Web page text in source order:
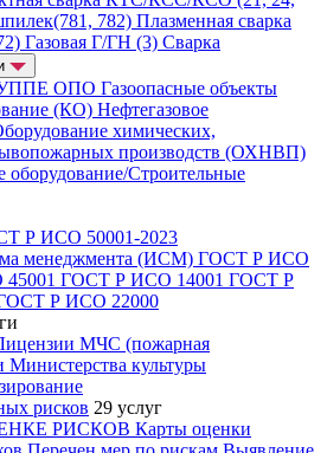
782) Плазменная сварка
Газовая Г/ГН (3) Сварка
ОПО Газоопасные объекты
(КО) Нефтегазовое
химических,
производств (ОХНВП)
оборудование/Строительные
Р ИСО 50001-2023
менеджмента (ИСМ) ГОСТ Р ИСО
ГОСТ Р ИСО 14001 ГОСТ Р
Р ИСО 22000
МЧС (пожарная
Министерства культуры
рисков 29 услуг
РИСКОВ Карты оценки